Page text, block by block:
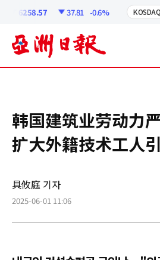
6258.57 37.81 -0.6% KOSDAQ
韩国建筑业劳动力
扩大外籍技术工人
具攸庭 기자
2025-06-01 11:06